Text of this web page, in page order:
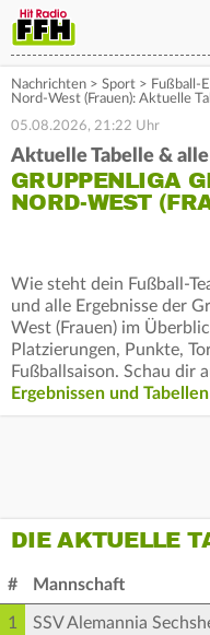
Nachrichten > Sport > Fußball-
Nord-West (Frauen): Aktuelle
05.08.2026, 21:22 Uhr
Aktuelle Tabelle &
GRUPPENLIGA
ORD-WEST
Wie steht dein Fußball-
und alle Ergebnisse der
West (Frauen) im
Platzierungen, Punkte,
Fußballsaison. Schau dir
Ergebnissen und Tabellen
DIE AKTUELLE
# Mannschaft
1 SSV Alemannia